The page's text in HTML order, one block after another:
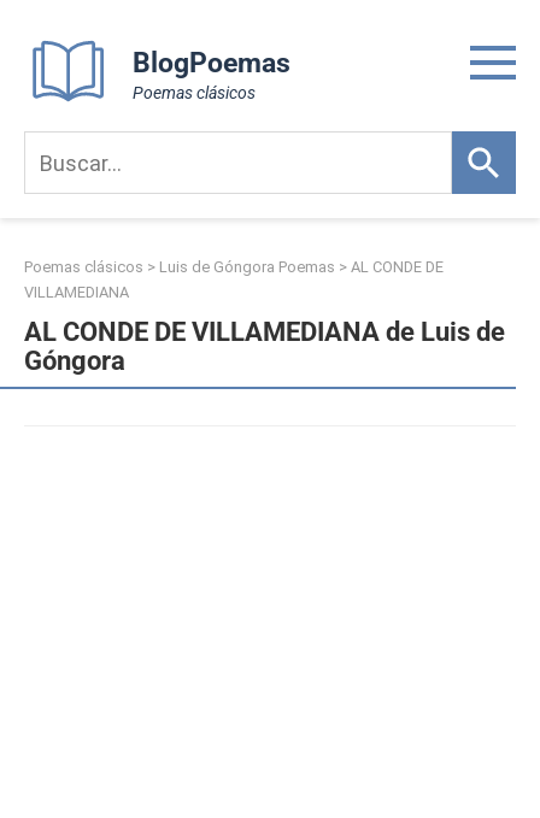
content
BlogPoemas
Poemas clásicos
Poemas clásicos > Luis de Góngora Poemas > AL CONDE DE
VILLAMEDIANA
AL CONDE DE VILLAMEDIANA de Luis de
Góngora